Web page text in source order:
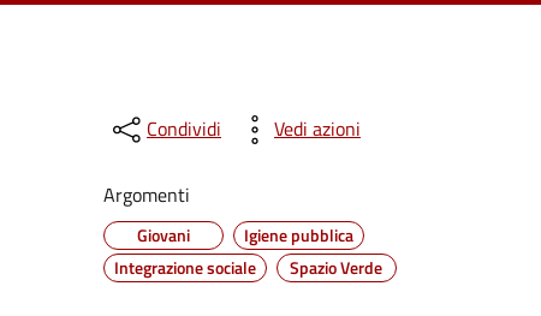
Condividi Vedi azioni
Argomenti
Giovani
Igiene pubblica
Integrazione sociale
Spazio Verde